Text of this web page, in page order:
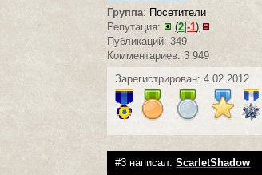
Группа: Посетители
Репутация:
(2 |-1)
Публикаций: 349
Комментариев: 3 949
Зарегистрирован: 4.02.2012
#3 написал:ScarletShadow